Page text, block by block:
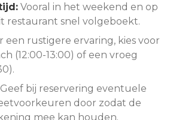
Vooral in het weekend en op
restaurant snel volgeboekt.
een rustigere ervaring, kies voor
(12:00-13:00) of een vroeg
Geef bij reservering eventuele
door zodat de
mee kan houden.